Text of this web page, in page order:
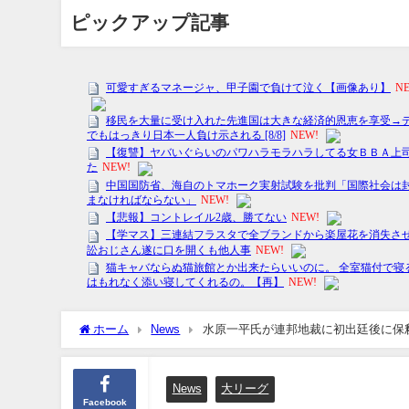
ピックアップ記事
ホーム News 水原一平氏が連邦地裁に初出廷後に保
Facebook
News 大リーグ